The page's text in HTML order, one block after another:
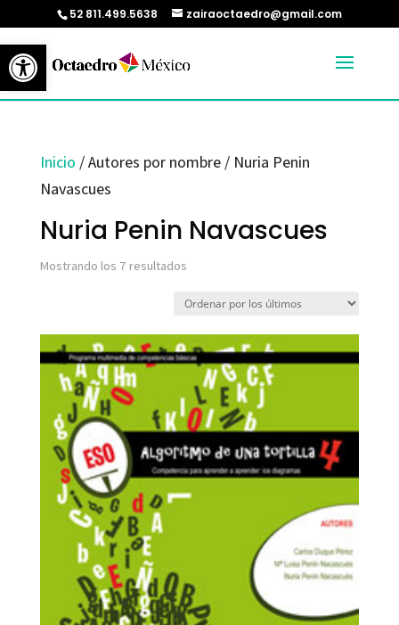
Abrir barra de herramientas
52 811.499.5638 zairaoctaedro@gmail.com
Inicio / Autores por nombre / Nuria Penin
Navascues
Nuria Penin Navascues
Mostrando los 7 resultadosOrdenado
últimos